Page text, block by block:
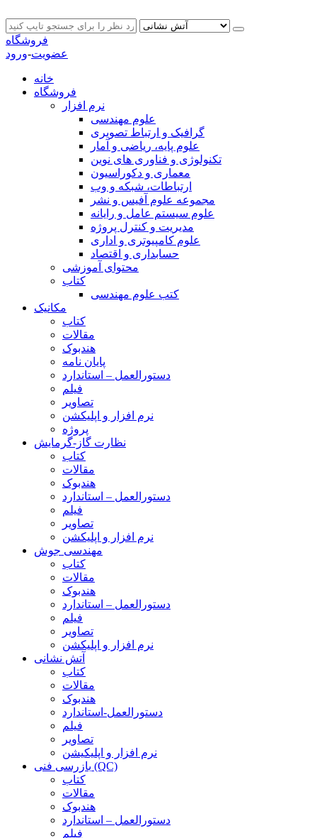
فروشگاه
عضویت-ورود
خانه
فروشگاه
نرم افزار
علوم مهندسی
گرافیک و ارتباط تصویری
علوم پایه، ریاضی و آمار
تکنولوژی و فناوری های نوین
معماری و دکوراسیون
ارتباطات، شبکه و وب
مجموعه علوم آفیس و نشر
علوم سیستم عامل و رایانه
مدیریت و کنترل پروژه
علوم کامپیوتری و اداری
حسابداری و اقتصاد
محتوای آموزشی
کتاب
کتب علوم مهندسی
مکانیک
کتاب
مقالات
هندبوک
پایان نامه
دستورالعمل – استاندارد
فیلم
تصاویر
نرم افزار و اپلیکشن
پروژه
نظارت گاز-گرمایش
کتاب
مقالات
هندبوک
دستورالعمل – استاندارد
فیلم
تصاویر
نرم افزار و اپلیکشن
مهندسی جوش
کتاب
مقالات
هندبوک
دستورالعمل – استاندارد
فیلم
تصاویر
نرم افزار و اپلیکشن
آتش نشانی
کتاب
مقالات
هندبوک
دستورالعمل-استاندارد
فیلم
تصاویر
نرم افزار و اپلیکیشن
بازرسی فنی (QC)
کتاب
مقالات
هندبوک
دستورالعمل – استاندارد
فیلم